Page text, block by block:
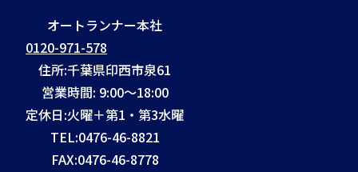
オートランナー本社
0120-971-578
住所:千葉県印西市泉61
営業時間: 9:00～18:00
定休日:火曜＋第1・第3水曜
TEL:0476-46-8821
FAX:0476-46-8778